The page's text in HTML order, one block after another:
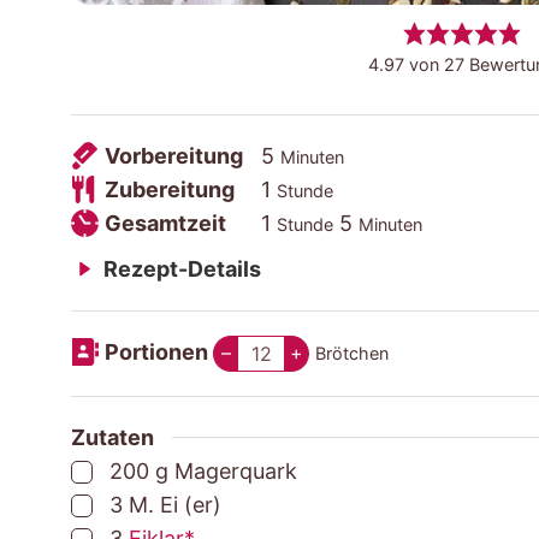
4.97 von 27
Vorbereitungszeit
Vorbereitung 5 Minuten
Minuten
Zubereitungszeit
Zubereitung 1 Stunde
Stunde
Gesamtzeit
Gesamtzeit 1 Stunde
Stunde 5 Minuten
Minuten
Rezept-Details
Portionen – + Brötchen
Zutaten
▢
200 g Magerquark
▢
3 M. Ei (er)